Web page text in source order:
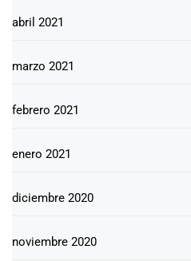
abril 2021
marzo 2021
febrero 2021
enero 2021
diciembre 2020
noviembre 2020